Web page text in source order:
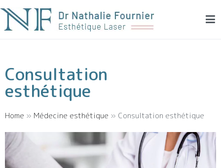
Consultation
esthétique
Home » Médecine esthétique » Consultation esthétique